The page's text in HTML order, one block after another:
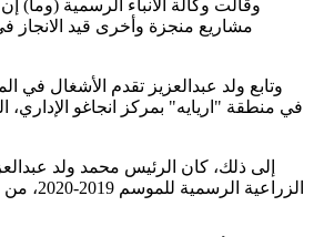
وقالت وكالة الأنباء الرسمية (وما)
مشاريع منجزة وأخرى قيد
وتابع ولد عبدالعزيز تقدم الأشغال في
إلى ذلك، كان الرئيس محمد ولد
الزراعية